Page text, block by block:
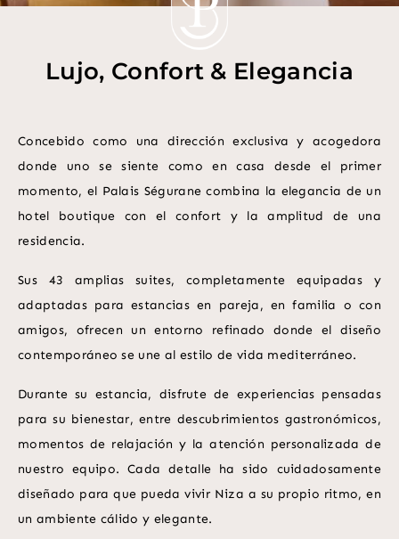
Lujo, Confort & Elegancia
Concebido como una dirección exclusiva y acogedora
donde uno se siente como en casa desde el primer
momento, el Palais Ségurane combina la elegancia de un
hotel boutique con el confort y la amplitud de una
residencia.
Sus 43 amplias suites, completamente equipadas y
adaptadas para estancias en pareja, en familia o con
amigos, ofrecen un entorno refinado donde el diseño
contemporáneo se une al estilo de vida mediterráneo.
Durante su estancia, disfrute de experiencias pensadas
para su bienestar, entre descubrimientos gastronómicos,
momentos de relajación y la atención personalizada de
nuestro equipo. Cada detalle ha sido cuidadosamente
diseñado para que pueda vivir Niza a su propio ritmo, en
un ambiente cálido y elegante.